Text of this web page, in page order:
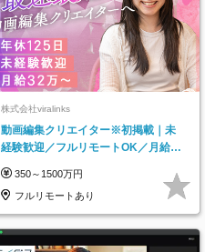
株式会社viralinks
動画編集クリエイター※初掲載｜未
経験歓迎／フルリモートOK／月給32
350～1500万円
フルリモートあり